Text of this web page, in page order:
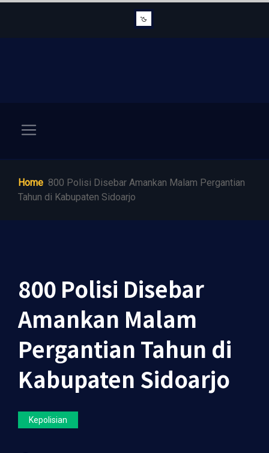
Home 800 Polisi Disebar Amankan Malam Pergantian
Tahun di Kabupaten Sidoarjo
800 Polisi Disebar
Amankan Malam
Pergantian Tahun di
Kabupaten Sidoarjo
Kepolisian